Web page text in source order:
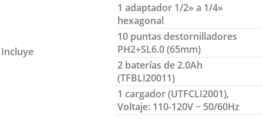
Incluye
1 adaptador 1/2» a 1/4»
hexagonal
10 puntas destornilladores
PH2+SL6.0 (65mm)
2 baterías de 2.0Ah
(TFBLI20011)
1 cargador (UTFCLI2001),
Voltaje: 110-120V ~ 50/60Hz